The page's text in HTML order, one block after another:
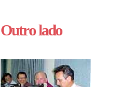
Outro lado